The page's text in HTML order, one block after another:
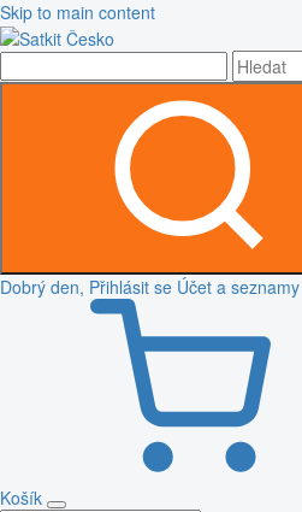
Skip to main content
Dobrý den, Přihlásit se Účet a seznamy
Košík